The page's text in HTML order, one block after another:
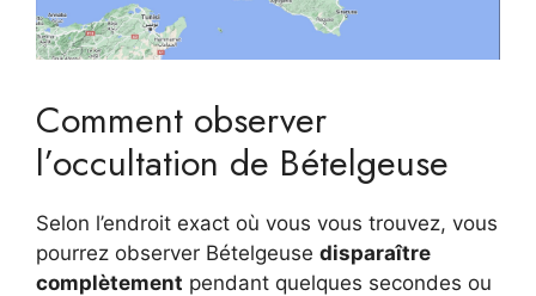
Comment observer
l’occultation de Bételgeuse
Selon l’endroit exact où vous vous trouvez, vous
pourrez observer Bételgeuse disparaître
complètement pendant quelques secondes ou